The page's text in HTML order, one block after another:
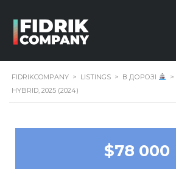
FIDRIKCOMPANY > LISTINGS > В ДОРОЗІ >
HYBRID, 2025 (2024)
$78 000